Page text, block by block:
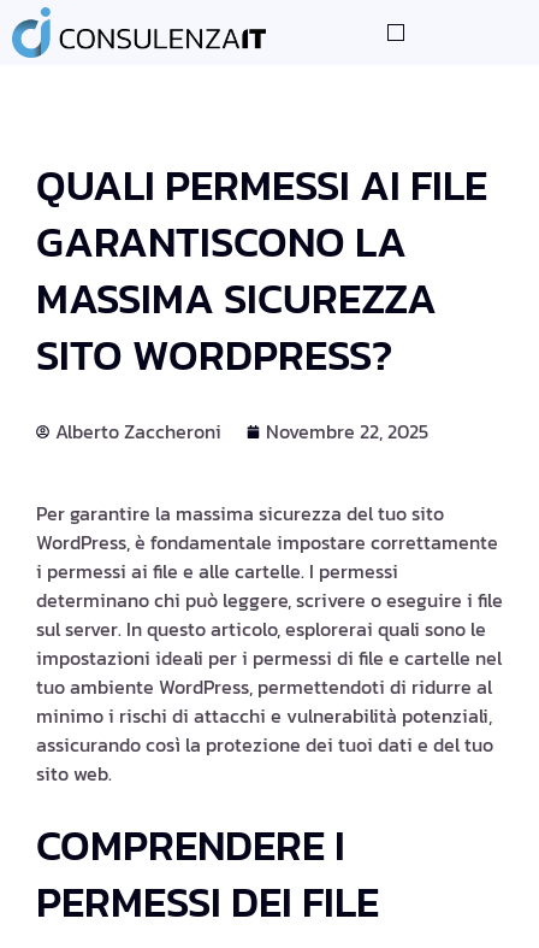
QUALI PERMESSI AI FILE
GARANTISCONO LA
MASSIMA SICUREZZA
SITO WORDPRESS?
Alberto Zaccheroni Novembre 22, 2025
Per garantire la massima sicurezza del tuo sito
WordPress, è fondamentale impostare correttamente
i permessi ai file e alle cartelle. I permessi
determinano chi può leggere, scrivere o eseguire i file
sul server. In questo articolo, esplorerai quali sono le
impostazioni ideali per i permessi di file e cartelle nel
tuo ambiente WordPress, permettendoti di ridurre al
minimo i rischi di attacchi e vulnerabilità potenziali,
assicurando così la protezione dei tuoi dati e del tuo
sito web.
COMPRENDERE I
PERMESSI DEI FILE